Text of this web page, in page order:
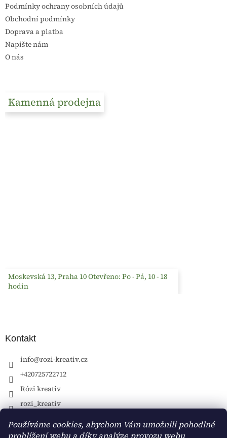
Používáme cookies, abychom Vám umožnili pohodlné
prohlížení webu a díky analýze provozu webu
Podmínky ochrany osobních údajů
Obchodní podmínky
Doprava a platba
Napište nám
O nás
Kamenná prodejna
Moskevská 13, Praha 10 Otevřeno: Po - Pá, 10 - 18
hodin
Kontakt
info@rozi-kreativ.cz
+420725722712
Rózi kreativ
rozi_kreativ